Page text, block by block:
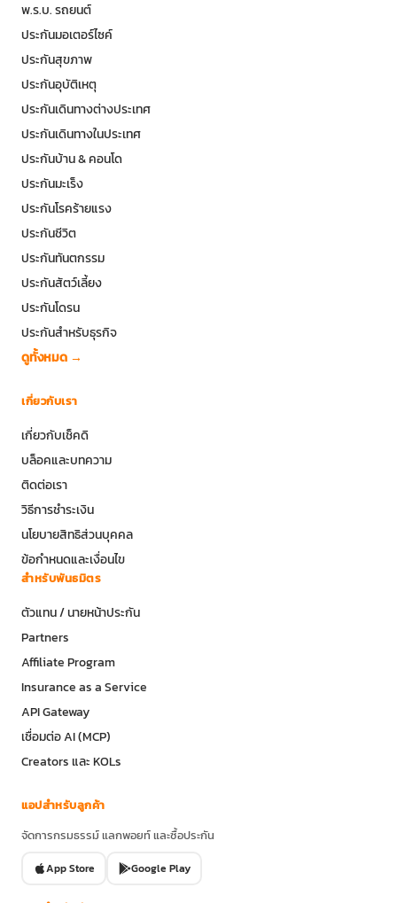
พ.ร.บ. รถยนต์
ประกันมอเตอร์ไซค์
ประกันสุขภาพ
ประกันอุบัติเหตุ
ประกันเดินทางต่างประเทศ
ประกันเดินทางในประเทศ
ประกันบ้าน & คอนโด
ประกันมะเร็ง
ประกันโรคร้ายแรง
ประกันชีวิต
ประกันทันตกรรม
ประกันสัตว์เลี้ยง
ประกันโดรน
ประกันสำหรับธุรกิจ
ดูทั้งหมด →
เกี่ยวกับเรา
เกี่ยวกับเช็คดิ
บล็อคและบทความ
ติดต่อเรา
วิธีการชำระเงิน
นโยบายสิทธิส่วนบุคคล
ข้อกำหนดและเงื่อนไข
สำหรับพันธมิตร
ตัวแทน / นายหน้าประกัน
Partners
Affiliate Program
Insurance as a Service
API Gateway
เชื่อมต่อ AI (MCP)
Creators และ KOLs
แอปสำหรับลูกค้า
จัดการกรมธรรม์ แลกพอยท์ และซื้อประกัน
App Store Google Play